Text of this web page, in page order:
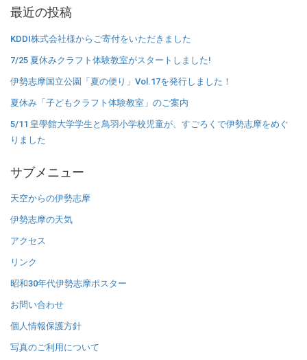
カ
最近の投稿
KDDI株式会社様からご寄付をいただきました
7/25 夏休みクラフト体験教室がスタートしました!
伊勢志摩国立公園「夏の便り」Vol.17を発行しました！
夏休み「子どもクラフト体験教室」のご案内
5/11 皇學館大学学生と鳥羽小学校児童が、すごろくで伊勢志摩をめぐ
りました
サブメニュー
天空からの伊勢志摩
伊勢志摩の天気
アクセス
リンク
昭和30年代伊勢志摩ポスター
お問い合わせ
個人情報保護方針
写真のご利用について